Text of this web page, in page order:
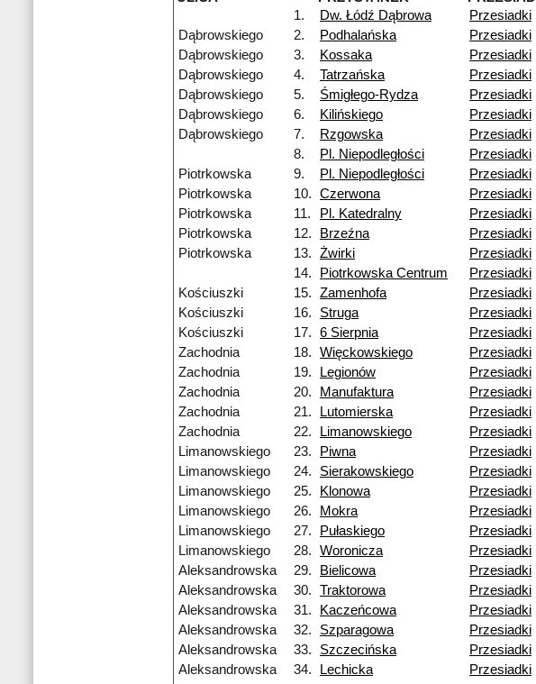
1.
Dw. Łódź Dąbrowa
Przesiadki
Dąbrowskiego
2. Podhalańska
Przesiadki
Dąbrowskiego
3. Kossaka
Przesiadki
Dąbrowskiego
4. Tatrzańska
Przesiadki
Dąbrowskiego
5. Śmigłego-Rydza
Przesiadki
Dąbrowskiego
6. Kilińskiego
Przesiadki
Dąbrowskiego
7. Rzgowska
Przesiadki
8.
Pl. Niepodległości
Przesiadki
Piotrkowska
9. Pl. Niepodległości
Przesiadki
Piotrkowska
10. Czerwona
Przesiadki
Piotrkowska
11. Pl. Katedralny
Przesiadki
Piotrkowska
12. Brzeźna
Przesiadki
Piotrkowska
13. Żwirki
Przesiadki
14.
Piotrkowska Centrum
Przesiadki
Kościuszki
15. Zamenhofa
Przesiadki
Kościuszki
16. Struga
Przesiadki
Kościuszki
17. 6 Sierpnia
Przesiadki
Zachodnia
18. Więckowskiego
Przesiadki
Zachodnia
19. Legionów
Przesiadki
Zachodnia
20. Manufaktura
Przesiadki
Zachodnia
21. Lutomierska
Przesiadki
Zachodnia
22. Limanowskiego
Przesiadki
Limanowskiego
23. Piwna
Przesiadki
Limanowskiego
24. Sierakowskiego
Przesiadki
Limanowskiego
25. Klonowa
Przesiadki
Limanowskiego
26. Mokra
Przesiadki
Limanowskiego
27. Pułaskiego
Przesiadki
Limanowskiego
28. Woronicza
Przesiadki
Aleksandrowska
29. Bielicowa
Przesiadki
Aleksandrowska
30. Traktorowa
Przesiadki
Aleksandrowska
31. Kaczeńcowa
Przesiadki
Aleksandrowska
32. Szparagowa
Przesiadki
Aleksandrowska
33. Szczecińska
Przesiadki
Aleksandrowska
34. Lechicka
Przesiadki